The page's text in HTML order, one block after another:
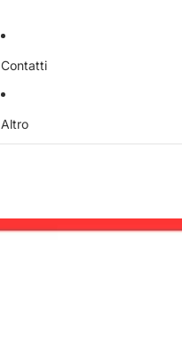
Contatti
Altro